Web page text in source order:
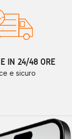
IN 24/48 ORE
e sicuro